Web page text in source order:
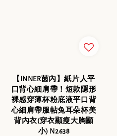
【INNER茵內】紙片人平
口背心細肩帶！短款隱形
裸感穿薄杯粉底液平口背
心細肩帶服帖兔耳朵杯美
背內衣(穿衣顯瘦大胸顯
小) N2638